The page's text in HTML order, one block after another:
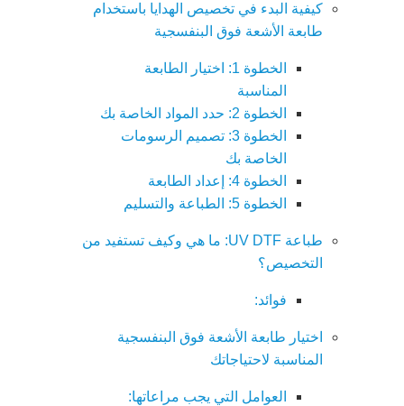
كيفية البدء في تخصيص الهدايا باستخدام
طابعة الأشعة فوق البنفسجية
الخطوة 1: اختيار الطابعة
المناسبة
الخطوة 2: حدد المواد الخاصة بك
الخطوة 3: تصميم الرسومات
الخاصة بك
الخطوة 4: إعداد الطابعة
الخطوة 5: الطباعة والتسليم
طباعة UV DTF: ما هي وكيف تستفيد من
التخصيص؟
فوائد:
اختيار طابعة الأشعة فوق البنفسجية
المناسبة لاحتياجاتك
العوامل التي يجب مراعاتها: